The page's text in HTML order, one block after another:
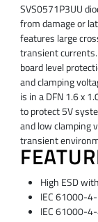
SVS0571P3UU
from damage or
features large
transient
board level
and clamping
is in a DFN 1.6 x
to protect 5V
and low clamping
transient
High ESD
IEC 61000-
IEC 61000-